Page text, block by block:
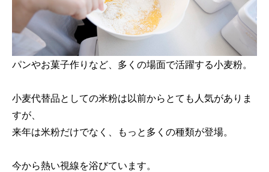
パンやお菓子作りなど、多くの場面で活躍する小麦粉。
小麦代替品としての米粉は以前からとても人気がありま
すが、
来年は米粉だけでなく、もっと多くの種類が登場。
今から熱い視線を浴びています。